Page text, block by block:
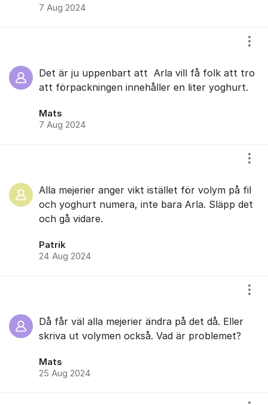
7 Aug 2024
Det är ju uppenbart att Arla vill få folk att tro
att förpackningen innehåller en liter yoghurt.
Mats
7 Aug 2024
Alla mejerier anger vikt istället för volym på fil
och yoghurt numera, inte bara Arla. Släpp det
och gå vidare.
Patrik
24 Aug 2024
Då får väl alla mejerier ändra på det då. Eller
skriva ut volymen också. Vad är problemet?
Mats
25 Aug 2024